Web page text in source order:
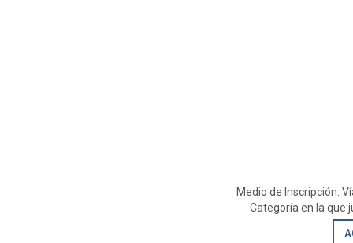
Medio de Inscripción:
Categoría en la que